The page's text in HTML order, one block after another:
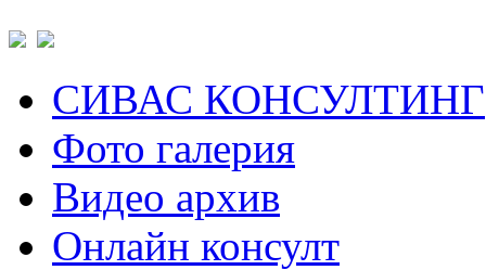
СИВАС КОНСУЛТИНГ
Фото галерия
Видео архив
Онлайн консулт